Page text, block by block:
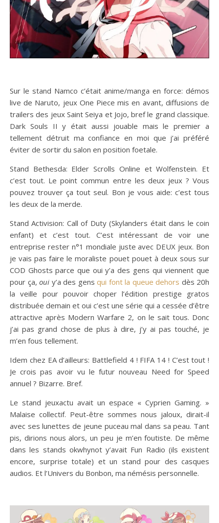
Sur le stand Namco c’était anime/manga en force: démos
live de Naruto, jeux One Piece mis en avant, diffusions de
trailers des jeux Saint Seiya et Jojo, bref le grand classique.
Dark Souls II y était aussi jouable mais le premier a
tellement détruit ma confiance en moi que j’ai préféré
éviter de sortir du salon en position foetale.
Stand Bethesda: Elder Scrolls Online et Wolfenstein. Et
c’est tout. Le point commun entre les deux jeux ? Vous
pouvez trouver ça tout seul. Bon je vous aide: c’est tous
les deux de la merde.
Stand Activision: Call of Duty (Skylanders était dans le coin
enfant) et c’est tout. C’est intéressant de voir une
entreprise rester n°1 mondiale juste avec DEUX jeux. Bon
je vais pas faire le moraliste pouet pouet à deux sous sur
COD Ghosts parce que oui y’a des gens qui viennent que
pour ça, oui y’a des gens qui font la queue dehors dès 20h
la veille pour pouvoir choper l’édition prestige gratos
distribuée demain et oui c’est une série qui a cessée d’être
attractive après Modern Warfare 2, on le sait tous. Donc
j’ai pas grand chose de plus à dire, j’y ai pas touché, je
m’en fous tellement.
Idem chez EA d’ailleurs: Battlefield 4 ! FIFA 14 ! C’est tout !
Je crois pas avoir vu le futur nouveau Need for Speed
annuel ? Bizarre. Bref.
Le stand jeuxactu avait un espace « Cyprien Gaming. »
Malaise collectif. Peut-être sommes nous jaloux, dirait-il
avec ses lunettes de jeune puceau mal dans sa peau. Tant
pis, dirions nous alors, un peu je m’en foutiste. De même
dans les stands okwhynot y’avait Fun Radio (ils existent
encore, surprise totale) et un stand pour des casques
audios. Et l’Univers du Bonbon, ma némésis personnelle.